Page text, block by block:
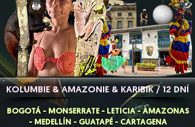
KOLUMBIE & AMAZONIE & KARIBIK / 12 DNÍ
BOGOTÁ - MONSERRATE - LETICIA - AMAZONAS
- MEDELLÍN - GUATAPÉ - CARTAGENA